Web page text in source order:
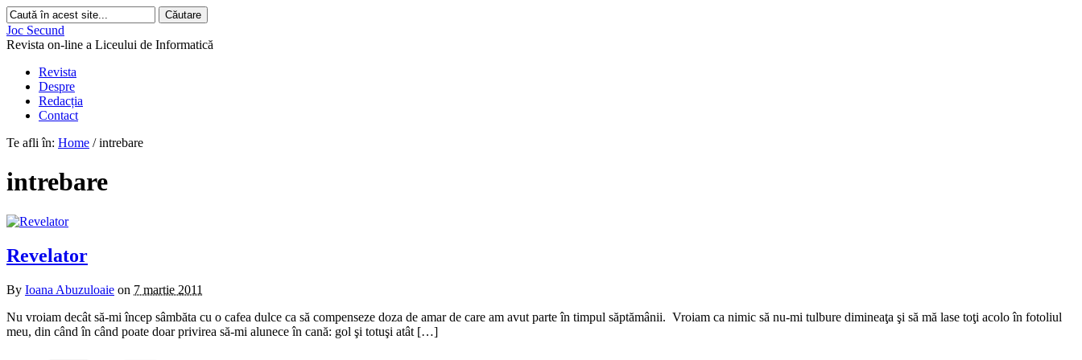
Joc Secund
Revista on-line a Liceului de Informatică
Revista
Despre
Redacția
Contact
Te afli în: Home / intrebare
intrebare
Revelator
By Ioana Abuzuloaie on 7 martie 2011
Nu vroiam decât să-mi încep sâmbăta cu o cafea dulce ca să compenseze doza de amar de care am avut parte în timpul săptămânii. Vroiam ca nimic să nu-mi tulbure dimineaţa şi să mă lase toţi acolo în fotoliul
meu, din când în când poate doar privirea să-mi alunece în cană: gol şi totuşi atât […]